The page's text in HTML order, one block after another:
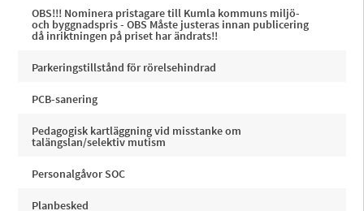
OBS!!! Nominera pristagare till Kumla kommuns miljö-
och byggnadspris - OBS Måste justeras innan publicering
då inriktningen på priset har ändrats!!
Parkeringstillstånd för rörelsehindrad
PCB-sanering
Pedagogisk kartläggning vid misstanke om
talängslan/selektiv mutism
Personalgåvor SOC
Planbesked